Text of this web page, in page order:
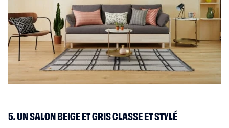
5. UN SALON BEIGE ET GRIS CLASSE ET STYLÉ